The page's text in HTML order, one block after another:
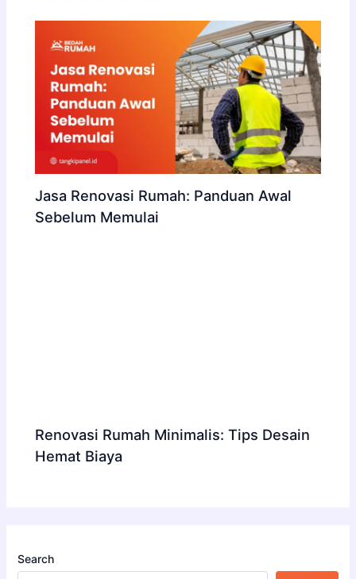
Jasa Renovasi Rumah: Panduan Awal
Sebelum Memulai
Renovasi Rumah Minimalis: Tips Desain
Hemat Biaya
Search